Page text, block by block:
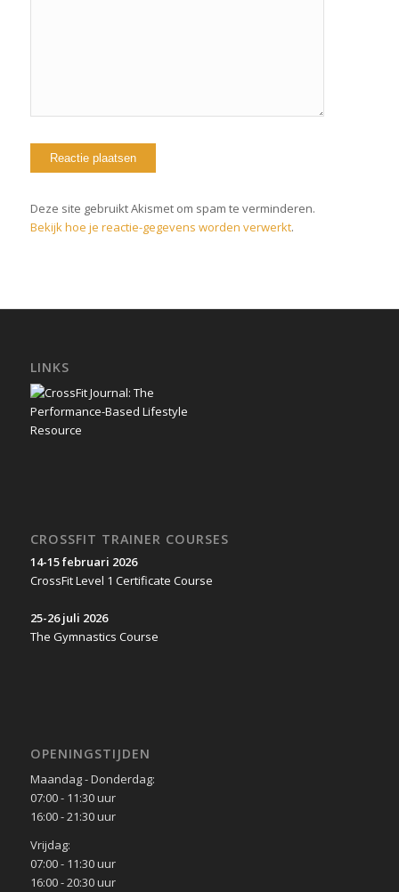
Deze site gebruikt Akismet om spam te verminderen.
Bekijk hoe je reactie-gegevens worden verwerkt.
LINKS
CROSSFIT TRAINER COURSES
14-15 februari 2026
CrossFit Level 1 Certificate Course
25-26 juli 2026
The Gymnastics Course
OPENINGSTIJDEN
Maandag - Donderdag:
07:00 - 11:30 uur
16:00 - 21:30 uur
Vrijdag:
07:00 - 11:30 uur
16:00 - 20:30 uur